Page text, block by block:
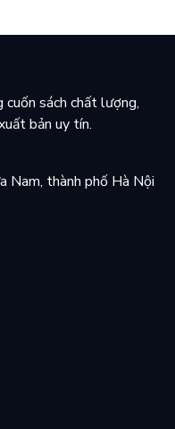
sách chất lượng,
bản uy tín.
Nam, thành phố Hà Nội